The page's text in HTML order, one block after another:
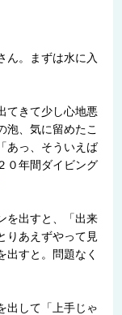
ん。まずは水に入
てきて少し心地悪
泡、気に留めたこ
あっ、そういえば
０年間ダイビング
を出すと、「出来
りあえずやって見
出すと。問題なく
出して「上手じゃ